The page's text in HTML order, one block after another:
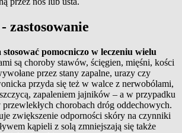
zastosowanie
pomocniczo w leczeniu wielu
są choroby stawów, ścięgien, mięśni, kości
przez stany zapalne, urazy czy
przyda się też w walce z nerwobólami,
zapaleniem jajników – a w przypadku
chorobach dróg oddechowych.
zwiększenie odporności skóry na czynniki
kąpieli z solą zmniejszają się także